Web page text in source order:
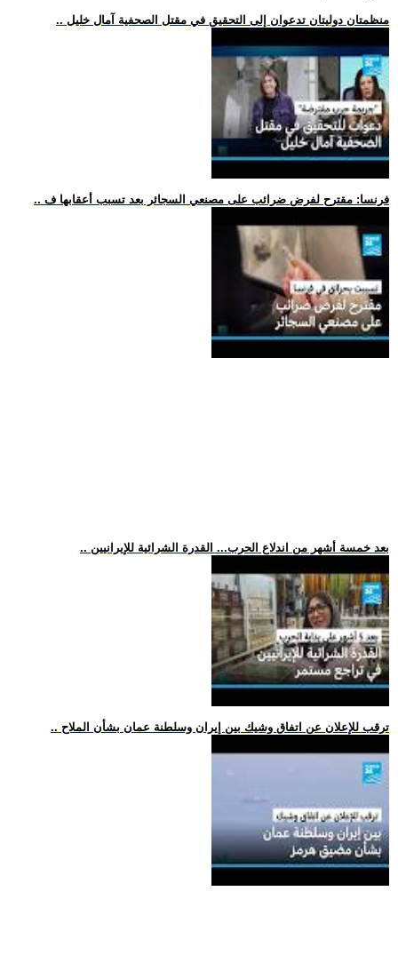
.. منظمتان دوليتان تدعوان إلى التحقيق في مقتل الصحفية آمال خليل
.. فرنسا: مقترح لفرض ضرائب على مصنعي السجائر بعد تسبب أعقابها ف
.. بعد خمسة أشهر من اندلاع الحرب... القدرة الشرائية للإيرانيين
.. ترقب للإعلان عن اتفاق وشيك بين إيران وسلطنة عمان بشأن الملاح